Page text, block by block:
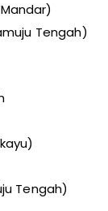
Tengah)
Tengah)